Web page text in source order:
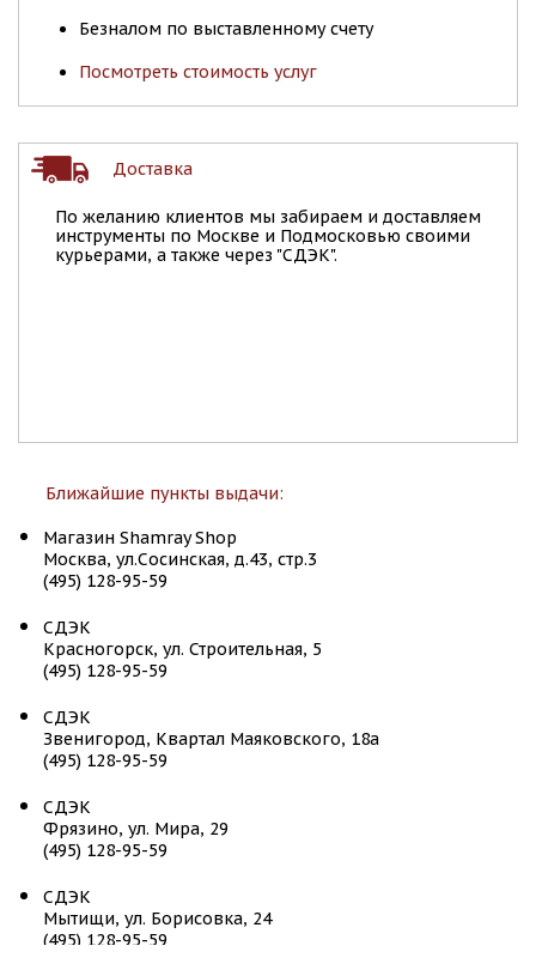
Безналом по выставленному счету
Посмотреть стоимость услуг
Доставка
По желанию клиентов мы забираем и доставляем
инструменты по Москве и Подмосковью своими
курьерами, а также через "СДЭК".
Ближайшие пункты выдачи:
Магазин Shamray Shop
Москва, ул.Сосинская, д.43, стр.3
(495) 128-95-59
СДЭК
Красногорск, ул. Строительная, 5
(495) 128-95-59
СДЭК
Звенигород, Квартал Маяковского, 18а
(495) 128-95-59
СДЭК
Фрязино, ул. Мира, 29
(495) 128-95-59
СДЭК
Мытищи, ул. Борисовка, 24
(495) 128-95-59